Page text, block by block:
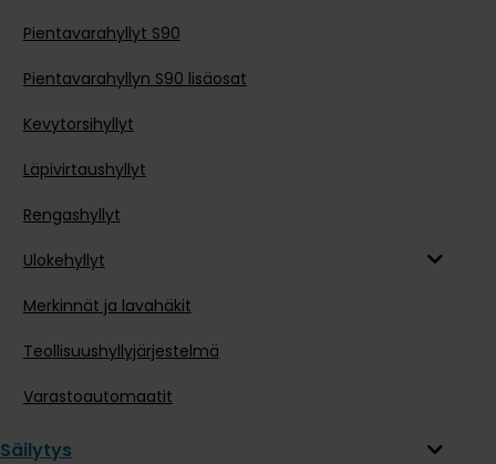
Pientavarahyllyt S90
Pientavarahyllyn S90 lisäosat
Kevytorsihyllyt
Läpivirtaushyllyt
Rengashyllyt
Ulokehyllyt
Merkinnät ja lavahäkit
Teollisuushyllyjärjestelmä
Varastoautomaatit
Säilytys